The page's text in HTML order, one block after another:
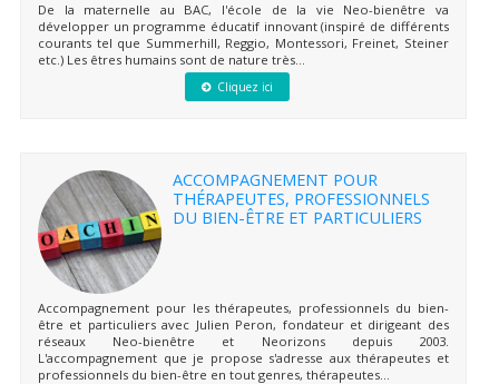
De la maternelle au BAC, l'école de la vie Neo-bienêtre va
développer un programme éducatif innovant (inspiré de différents
courants tel que Summerhill, Reggio, Montessori, Freinet, Steiner
etc.) Les êtres humains sont de nature très...
Cliquez ici
ACCOMPAGNEMENT POUR
THÉRAPEUTES, PROFESSIONNELS
DU BIEN-ÊTRE ET PARTICULIERS
Accompagnement pour les thérapeutes, professionnels du bien-
être et particuliers avec Julien Peron, fondateur et dirigeant des
réseaux Neo-bienêtre et Neorizons depuis 2003.
L'accompagnement que je propose s'adresse aux thérapeutes et
professionnels du bien-être en tout genres, thérapeutes...